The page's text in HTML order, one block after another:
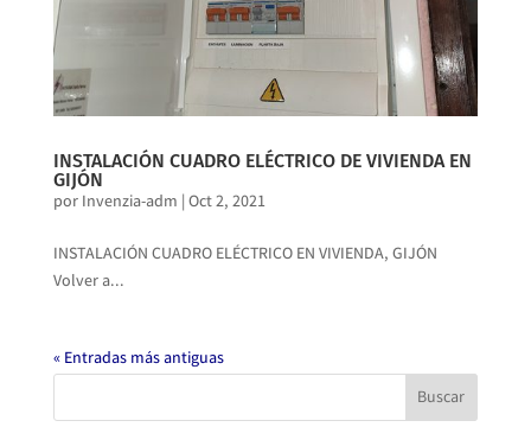
INSTALACIÓN CUADRO ELÉCTRICO DE VIVIENDA EN
GIJÓN
por Invenzia-adm | Oct 2, 2021
INSTALACIÓN CUADRO ELÉCTRICO EN VIVIENDA, GIJÓN
Volver a...
« Entradas más antiguas